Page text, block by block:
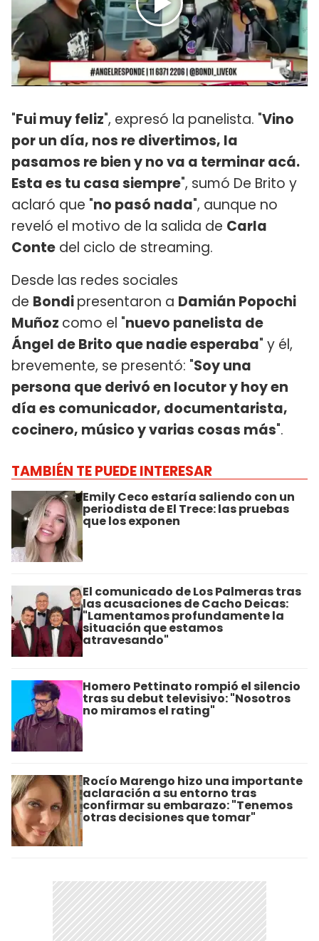
"Fui muy feliz", expresó la panelista. "Vino
por un día, nos re divertimos, la
pasamos re bien y no va a terminar acá.
Esta es tu casa siempre", sumó De Brito y
aclaró que "no pasó nada", aunque no
reveló el motivo de la salida de Carla
Conte del ciclo de streaming.
Desde las redes sociales
de Bondipresentaron a Damián Popochi
Muñoz como el "nuevo panelista de
Ángel de Brito que nadie esperaba" y él,
brevemente, se presentó: "Soy una
persona que derivó en locutor y hoy en
día es comunicador, documentarista,
cocinero, músico y varias cosas más".
TAMBIÉN TE PUEDE INTERESAR
Emily Ceco estaría saliendo con un
periodista de El Trece: las pruebas
que los exponen
El comunicado de Los Palmeras tras
las acusaciones de Cacho Deicas:
"Lamentamos profundamente la
situación que estamos
atravesando"
Homero Pettinato rompió el silencio
tras su debut televisivo: "Nosotros
no miramos el rating"
Rocío Marengo hizo una importante
aclaración a su entorno tras
confirmar su embarazo: "Tenemos
otras decisiones que tomar"